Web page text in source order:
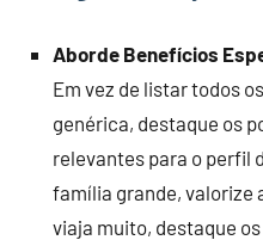
Aborde Benefícios
Em vez de listar todos
genérica, destaque os
relevantes para o perfil
família grande, valorize
viaja muito, destaque